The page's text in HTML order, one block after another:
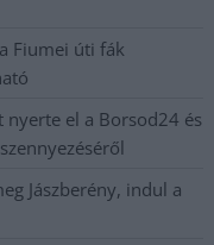
Fiumei úti fák
nyerte el a Borsod24 és
Jászberény, indul a